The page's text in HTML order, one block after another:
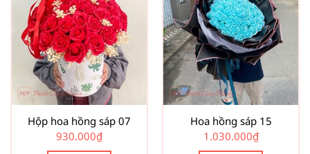
Hộp hoa hồng sáp 07
930.000₫
Hoa hồng sáp 15
1.030.000₫